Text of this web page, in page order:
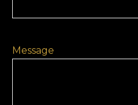
Message